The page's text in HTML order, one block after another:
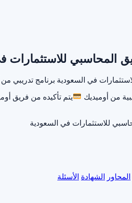
المحاسبي للاستثمارات
للاستثمارات في السعودية برنامج
من أوميديك يتم تأكيده من فريق
المحاور الشهادة الأسئلة